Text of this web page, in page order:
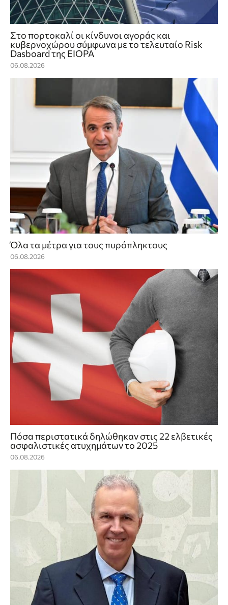
Στο πορτοκαλί οι κίνδυνοι αγοράς και
κυβερνοχώρου σύμφωνα με το τελευταίο Risk
Dasboard της EIOPA
06.08.2026
Όλα τα μέτρα για τους πυρόπληκτους
06.08.2026
Πόσα περιστατικά δηλώθηκαν στις 22 ελβετικές
ασφαλιστικές ατυχημάτων το 2025
06.08.2026